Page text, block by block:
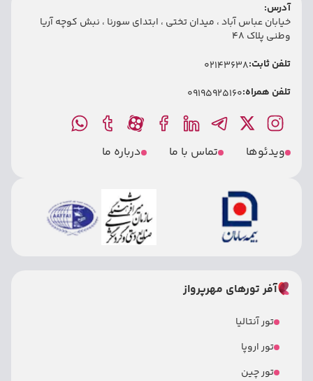
آدرس:
خیابان عباس آباد ، میدان تختی ، ابتدای سورنا ، نبش کوچه آریا
وطنی پلاک 48
تلفن ثابت:02143638
تلفن همراه:09195925160
ویدئوها تماس با ما درباره ما
آفر تورهای مهرپرواز
تور آنتالیا
تور اروپا
تور چین